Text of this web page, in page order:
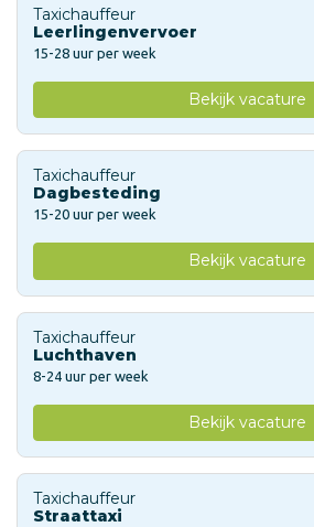
Taxichauffeur
Leerlingenvervoer
15-28 uur per week
Bekijk vacature
Taxichauffeur
Dagbesteding
15-20 uur per week
Bekijk vacature
Taxichauffeur
Luchthaven
8-24 uur per week
Bekijk vacature
Taxichauffeur
Straattaxi